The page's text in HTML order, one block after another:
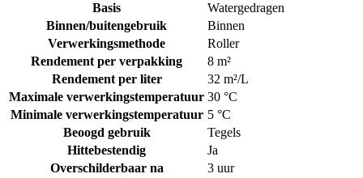
Basis
Watergedragen
Binnen/buitengebruik
Binnen
Verwerkingsmethode
Roller
Rendement per verpakking
8 m²
Rendement per liter
32 m²/L
Maximale verwerkingstemperatuur 30 °C
Minimale verwerkingstemperatuur 5 °C
Beoogd gebruik
Tegels
Hittebestendig
Ja
Overschilderbaar na
3 uur